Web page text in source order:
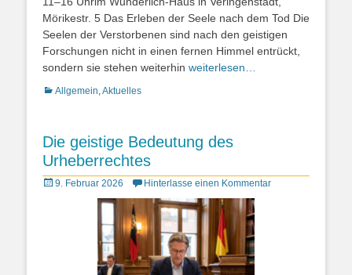
Mörikestr. 5 Das Erleben der Seele nach dem Tod Die
Seelen der Verstorbenen sind nach den geistigen
Forschungen nicht in einen fernen Himmel entrückt,
sondern sie stehen weiterhin weiterlesen…
Kategorien
Allgemein,Aktuelles
Die geistige Bedeutung des
Urheberrechtes
Posted
9. Februar 2026 Hinterlasse einen Kommentar